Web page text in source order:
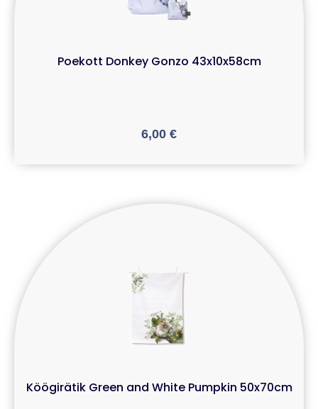
Poekott Donkey Gonzo 43x10x58cm
6,00 €
Köögirätik Green and White Pumpkin 50x70cm